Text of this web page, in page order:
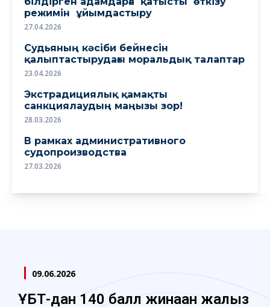
режимін ұйымдастыру
27.04.2026
Судьяның кәсіби бейнесін
қалыптастырудағы моральдық талаптар
23.04.2026
Экстрадициялық қамақты
санкциялаудың маңызы зор!
28.03.2026
В рамках административного
судопроизводства
27.03.2026